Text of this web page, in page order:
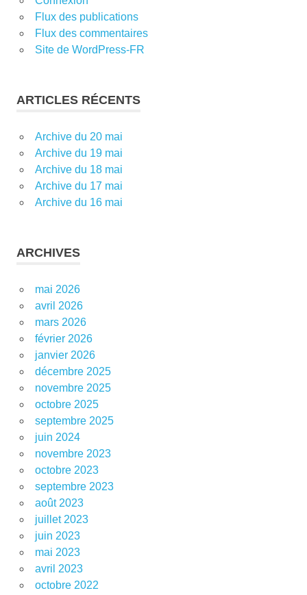
Flux des publications
Flux des commentaires
Site de WordPress-FR
ARTICLES RÉCENTS
Archive du 20 mai
Archive du 19 mai
Archive du 18 mai
Archive du 17 mai
Archive du 16 mai
ARCHIVES
mai 2026
avril 2026
mars 2026
février 2026
janvier 2026
décembre 2025
novembre 2025
octobre 2025
septembre 2025
juin 2024
novembre 2023
octobre 2023
septembre 2023
août 2023
juillet 2023
juin 2023
mai 2023
avril 2023
octobre 2022